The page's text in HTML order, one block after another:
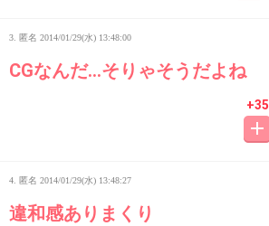
3. 匿名 2014/01/29(水) 13:48:00
CGなんだ…そりゃそうだよね
+35
4. 匿名 2014/01/29(水) 13:48:27
違和感ありまくり